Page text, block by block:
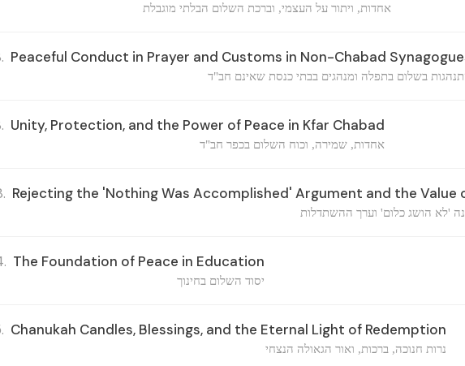
אחדות, ויתור על העצמי, וברכת השלום הבלתי מוגבלת
Peaceful Conduct in Prayer and Customs in Non-Chabad
בשלום בתפלה ומנהגים בבתי כנסת שאינם חב"ד
Unity, Protection, and the Power of Peace in Kfar Chabad
אחדות, שמירה, וכוח השלום בכפר חב"ד
Rejecting the 'Nothing Was Accomplished' Argument and the Value
'לא הושג כלום' וערך ההשתדלות
The Foundation of Peace in Education
יסוד השלום בחינוך
Chanukah Candles, Blessings, and the Eternal Light of Redemption
נרות חנוכה, ברכות, ואור הגאולה הנצחי